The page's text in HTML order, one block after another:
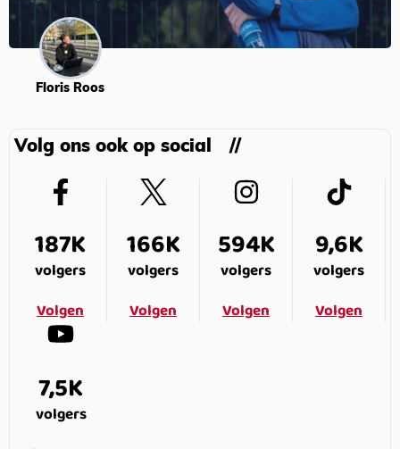
Floris Roos
Volg ons ook op social
187K
volgers
Volgen
166K
volgers
Volgen
594K
volgers
Volgen
9,6K
volgers
Volgen
7,5K
volgers